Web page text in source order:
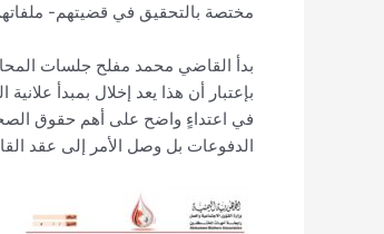
مختصة بالتحقيق في قضيتهم-
بإعتبار أن هذا يعد إخلال بمبدأ
في اعتداءٍ واضح على أهم حقوق
الدفوعات بل وصل الأمر إلى عقد